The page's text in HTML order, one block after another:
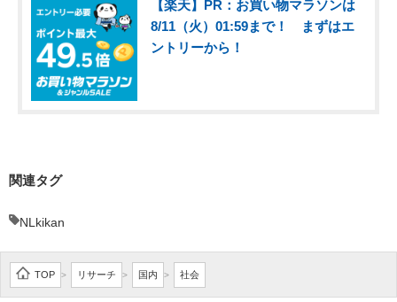
【楽天】PR：お買い物マラソンは
8/11（火）01:59まで！ まずはエ
ントリーから！
関連タグ
NLkikan
TOP > リサーチ > 国内 > 社会